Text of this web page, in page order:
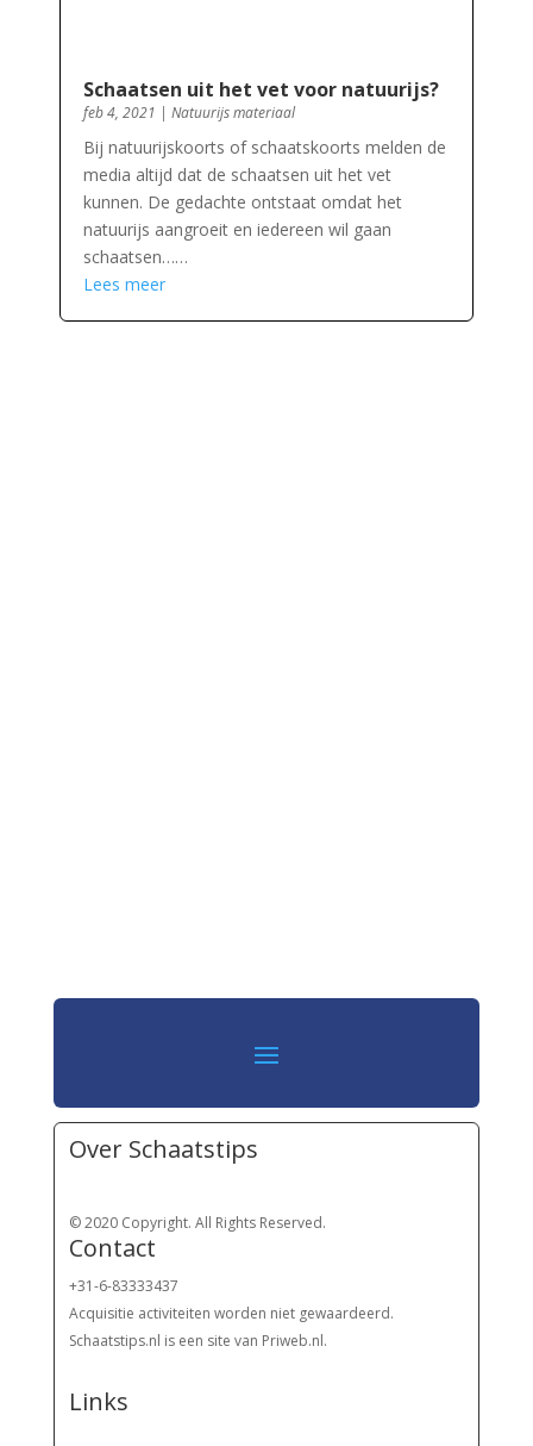
Schaatsen uit het vet voor natuurijs?
feb 4, 2021 | Natuurijs materiaal
Bij natuurijskoorts of schaatskoorts melden de
media altijd dat de schaatsen uit het vet
kunnen. De gedachte ontstaat omdat het
natuurijs aangroeit en iedereen wil gaan
schaatsen……
Lees meer
Over Schaatstips
© 2020 Copyright. All Rights Reserved.
Contact
+31-6-83333437
Acquisitie activiteiten worden niet gewaardeerd.
Schaatstips.nl is een site van Priweb.nl.
Links